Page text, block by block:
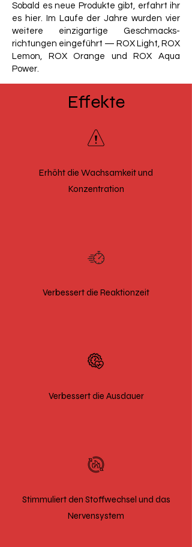
​Sobald es neue Produkte gibt, erfahrt ihr
es hier. Im Laufe der Jahre wurden vier
weitere einzigartige Geschmacks-
richtungen eingeführt — ROX Light, ROX
Lemon, ROX Orange und ROX Aqua
Power.
Effekte
Erhöht die Wachsamkeit und
Konzentration
Verbessert die Reaktionzeit
Verbessert die Ausdauer
Stimmuliert den Stoffwechsel und das
Nervensystem